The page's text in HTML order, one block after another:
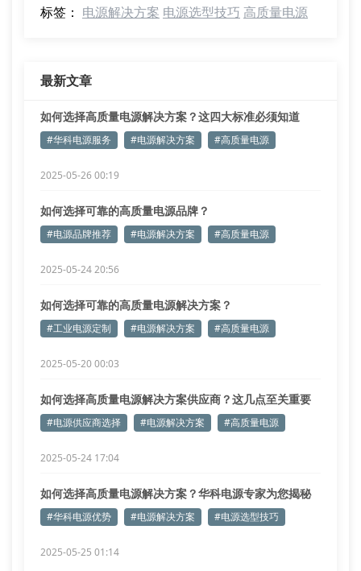
标签： 电源解决方案 电源选型技巧 高质量电源
最新文章
如何选择高质量电源解决方案？这四大标准必须知道
#华科电源服务 #电源解决方案 #高质量电源
2025-05-26 00:19
如何选择可靠的高质量电源品牌？
#电源品牌推荐 #电源解决方案 #高质量电源
2025-05-24 20:56
如何选择可靠的高质量电源解决方案？
#工业电源定制 #电源解决方案 #高质量电源
2025-05-20 00:03
如何选择高质量电源解决方案供应商？这几点至关重要
#电源供应商选择 #电源解决方案 #高质量电源
2025-05-24 17:04
如何选择高质量电源解决方案？华科电源专家为您揭秘
#华科电源优势 #电源解决方案 #电源选型技巧
2025-05-25 01:14